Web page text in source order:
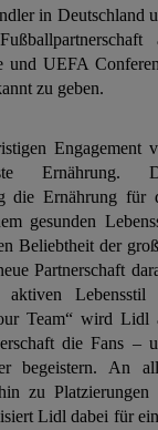
in Deutschland
und UEFA
zu geben.
Engagement
Ernährung.
die Ernährung für
gesunden
Beliebtheit der
Partnerschaft
Lebensstil
Team“ wird Lidl
die Fans –
begeistern. An
zu Platzierungen
Lidl dabei für